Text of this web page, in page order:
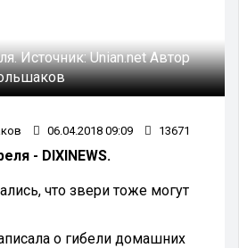
Источник:Unian.netАвтор
06.04.2018 09:09 13671
- DIXINEWS.
что звери тоже могут
о гибели домашних